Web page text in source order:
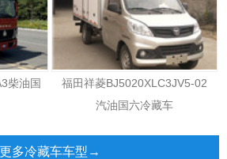
柴油国
福田祥菱BJ5020XLC3JV5-02
汽油国六冷藏车
更多冷藏车车型→